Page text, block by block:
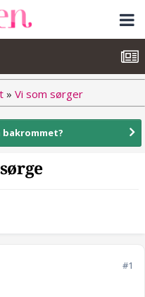
» Vi som sørger
bakrommet?
#1